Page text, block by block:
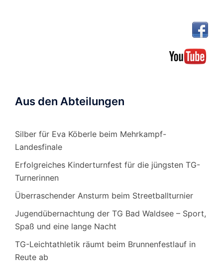
Aus den Abteilungen
Silber für Eva Köberle beim Mehrkampf-
Landesfinale
Erfolgreiches Kinderturnfest für die jüngsten TG-
Turnerinnen
Überraschender Ansturm beim Streetballturnier
Jugendübernachtung der TG Bad Waldsee – Sport,
Spaß und eine lange Nacht
TG-Leichtathletik räumt beim Brunnenfestlauf in
Reute ab